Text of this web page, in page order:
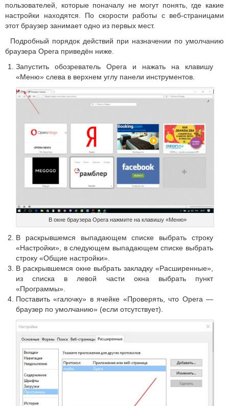
пользователей, которые поначалу не могут понять, где какие
настройки находятся. По скорости работы с веб-страницами
этот браузер занимает одно из первых мест.
Подробный порядок действий при назначении по умолчанию
браузера Opera приведён ниже.
Запустить обозреватель Opera и нажать на клавишу
«Меню» слева в верхнем углу панели инструментов.
В окне браузера Opera нажмите на клавишу «Меню»
В раскрывшемся выпадающем списке выбрать строку
«Настройки», в следующем выпадающем списке выбрать
строку «Общие настройки».
В раскрывшемся окне выбрать закладку «Расширенные»,
из списка в левой части окна выбрать пункт
«Программы».
Поставить «галочку» в ячейке «Проверять, что Opera —
браузер по умолчанию» (если отсутствует).